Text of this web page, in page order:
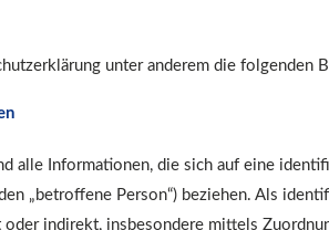
unter anderem die folgenden
alle Informationen, die sich auf eine
„betroffene Person“) beziehen. Als
oder indirekt, insbesondere mittels